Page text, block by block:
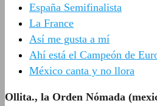
España Semifinalista
La France
Así me gusta a mí
Ahí está el Campeón de
México canta y no llora
Ollita., la Orden Nómada